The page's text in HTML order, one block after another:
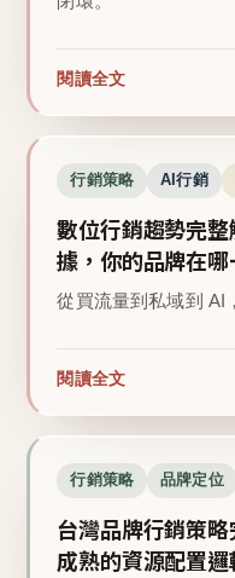
閱讀全文
行銷策略 AI行銷
數位行銷趨勢完
據，你的品牌在哪
從買流量到私域到 AI
閱讀全文
行銷策略 品牌定位
台灣品牌行銷策
成熟的資源配置邏